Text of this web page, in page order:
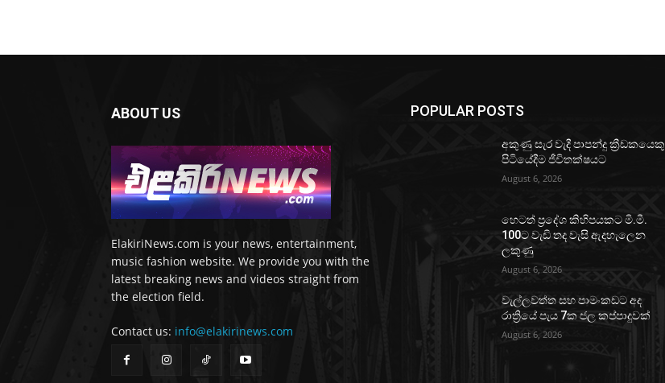
ABOUT US
ElakiriNews.com is your news, entertainment,
music fashion website. We provide you with the
latest breaking news and videos straight from
the election field.
Contact us: info@elakirinews.com
POPULAR POSTS
අකුණු සැර වැදී පාපන්දු ක්‍රීඩකයෙකු
පිටියේදීම ජීවිතක්ෂයට
August 6, 2026
හෙටත් ප්‍රදේශ කිහිපයකට මි.මී.
100ට වැඩි තද වැසි ඇදහැලෙන
ලකුණු
August 6, 2026
වැල්ලවත්ත සහ පාමංකඩට අද
රාත්‍රියේ පැය 7ක ජල කප්පාදුවක්
August 6, 2026